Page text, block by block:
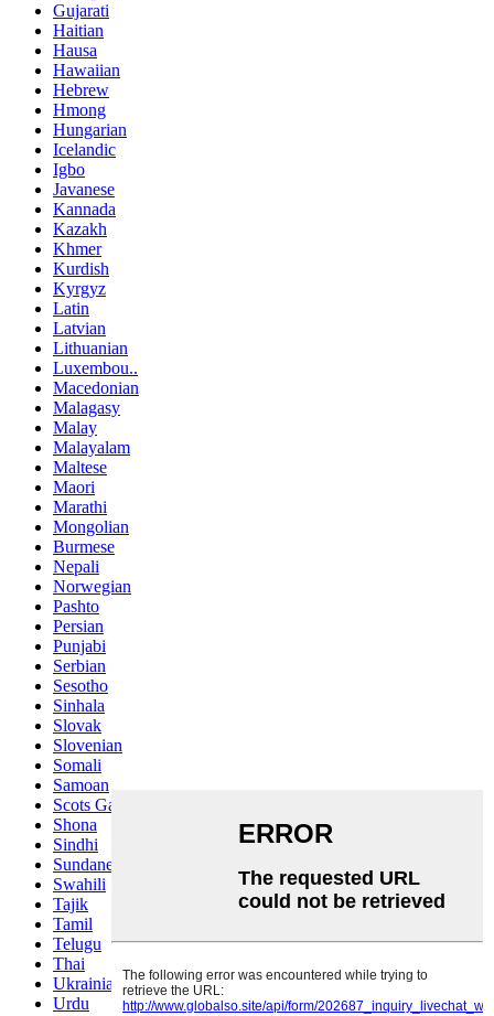
Gujarati
Haitian
Hausa
Hawaiian
Hebrew
Hmong
Hungarian
Icelandic
Igbo
Javanese
Kannada
Kazakh
Khmer
Kurdish
Kyrgyz
Latin
Latvian
Lithuanian
Luxembou..
Macedonian
Malagasy
Malay
Malayalam
Maltese
Maori
Marathi
Mongolian
Burmese
Nepali
Norwegian
Pashto
Persian
Punjabi
Serbian
Sesotho
Sinhala
Slovak
Slovenian
Somali
Samoan
Scots Gaelic
Shona
Sindhi
Sundanese
Swahili
Tajik
Tamil
Telugu
Thai
Ukrainian
Urdu